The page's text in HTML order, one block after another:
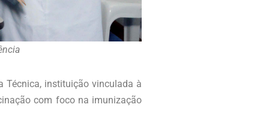
Técnica, instituição vinculada à
com foco na imunização